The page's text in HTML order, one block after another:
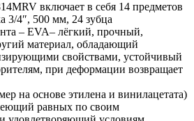
включает в себя 14 предметов
3/4″, 500 мм, 24 зубца
– EVA– лёгкий, прочный,
материал, обладающий
свойствами, устойчивый
при деформации возвращает
на основе этилена и винилацетата)
равных по своим